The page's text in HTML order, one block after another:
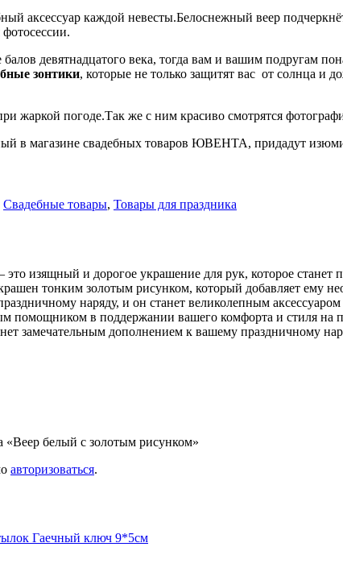
аксессуар каждой невесты.Белоснежный веер
балов девятнадцатого века, тогда вам и вашим подругам
зонтики, которые не только защитят вас от солнца и
жаркой погоде.Так же с ним красиво смотрятся
в магазине свадебных товаров ЮВЕНТА, придадут
Свадебные товары, Товары для праздника
изящный и дорогое украшение для рук, которое станет
тонким золотым рисунком, который добавляет ему
наряду, и он станет великолепным
помощником в поддержании вашего комфорта и стиля
замечательным дополнением к вашему праздничному
«Веер белый с золотым рисунком»
авторизоваться.